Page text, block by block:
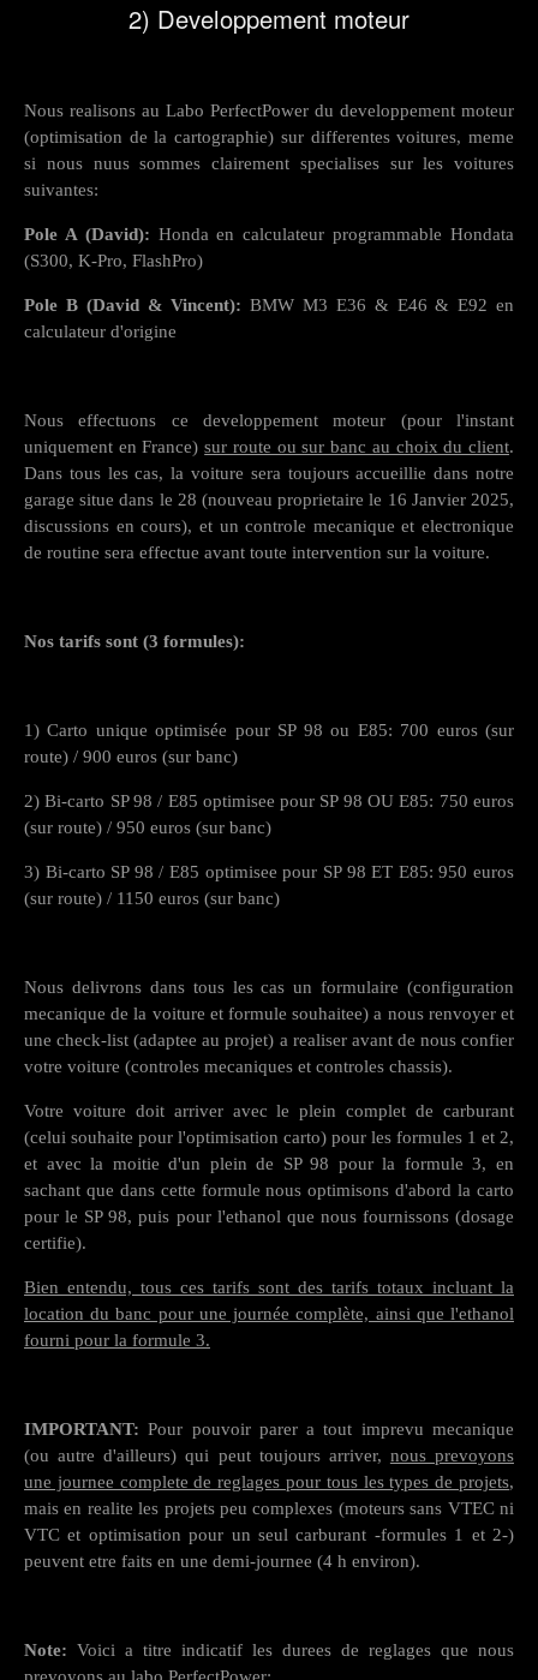
2) Developpement moteur
Nous realisons au Labo PerfectPower du developpement moteur
(optimisation de la cartographie) sur differentes voitures, meme
si nous nuus sommes clairement specialises sur les voitures
suivantes:
Pole A (David): Honda en calculateur programmable Hondata
(S300, K-Pro, FlashPro)
Pole B (David & Vincent): BMW M3 E36 & E46 & E92 en
calculateur d'origine
Nous effectuons ce developpement moteur (pour l'instant
uniquement en France)sur route ou sur banc au choix du client.
Dans tous les cas, la voiture sera toujours accueillie dans notre
garage situe dans le 28 (nouveau proprietaire le 16 Janvier 2025,
discussions en cours), et un controle mecanique et electronique
de routine sera effectue avant toute intervention sur la voiture.
Nos tarifs sont (3 formules):
1) Carto unique optimisée pour SP 98 ou E85: 700 euros (sur
route) / 900 euros (sur banc)
2) Bi-carto SP 98 / E85 optimisee pour SP 98 OU E85: 750 euros
(sur route) / 950 euros (sur banc)
3) Bi-carto SP 98 / E85 optimisee pour SP 98 ET E85: 950 euros
(sur route) / 1150 euros (sur banc)
Nous delivrons dans tous les cas un formulaire (configuration
mecanique de la voiture et formule souhaitee) a nous renvoyer et
une check-list (adaptee au projet) a realiser avant de nous confier
votre voiture (controles mecaniques et controles chassis).
Votre voiture doit arriver avec le plein complet de carburant
(celui souhaite pour l'optimisation carto) pour les formules 1 et 2,
et avec la moitie d'un plein de SP 98 pour la formule 3, en
sachant que dans cette formule nous optimisons d'abord la carto
pour le SP 98, puis pour l'ethanol que nous fournissons (dosage
certifie).
Bien entendu, tous ces tarifs sont des tarifs totaux incluant la
location du banc pour une journée complète, ainsi que l'ethanol
fourni pour la formule 3.
IMPORTANT: Pour pouvoir parer a tout imprevu mecanique
(ou autre d'ailleurs) qui peut toujours arriver, nous prevoyons
une journee complete de reglages pour tous les types de projets,
mais en realite les projets peu complexes (moteurs sans VTEC ni
VTC et optimisation pour un seul carburant -formules 1 et 2-)
peuvent etre faits en une demi-journee (4 h environ).
Note: Voici a titre indicatif les durees de reglages que nous